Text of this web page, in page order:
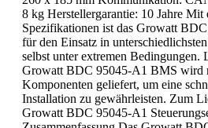
8 kg Herstellergarantie: 10 Jahre Mit
Spezifikationen ist das Growatt
für den Einsatz in
selbst unter extremen Bedingungen.
Growatt BDC 95045-A1 BMS wird
Komponenten geliefert, um eine
Installation zu gewährleisten. Zum
Growatt BDC 95045-A1